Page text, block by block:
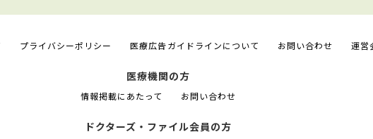
プライバシーポリシー 医療広告ガイドラインについて お問い合わせ 運営
医療機関の方
情報掲載にあたって お問い合わせ
ドクターズ・ファイル会員の方